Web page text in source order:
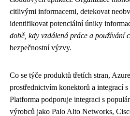
citlivými informacemi, detekovat
identifikovat potenciální úniky
době, kdy vzdálená práce a používání
bezpečnostní výzvy.
Co se týče produktů třetích stran,
prostřednictvím konektorů a integrací
Platforma podporuje integraci s
výrobců jako Palo Alto Networks,